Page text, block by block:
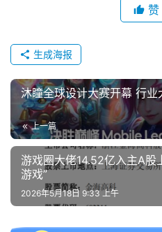
赞
生成海报
沐瞳全球设计大赛开幕 行业
上一篇
游戏圈大佬14.52亿入主A股
游戏”
2026年5月18日 9:33 上午